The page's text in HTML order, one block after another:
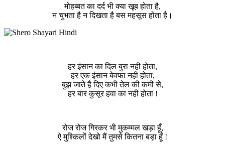
मोहब्बत का दर्द भी क्या खूब होता है,
न चुभता है न दिखता है बस महसूस होता है।
हर इंसान का दिल बुरा नही होता,
हर एक इंसान बेवफा नही होता,
बुझ जाते है दिए कभी तेल की कमी से,
हर बार कुसूर हवा का नही होता !
रोज रोज गिरकर भी मुकम्मल खड़ा हूँ,
ऐ मुश्किलों देखो मैं तुमसे कितना बड़ा हूँ !